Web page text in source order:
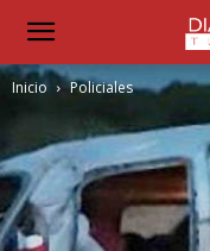
Inicio Policiales